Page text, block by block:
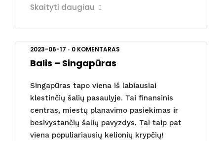
Skaityti daugiau
2023-06-17 • 0 KOMENTARAS
Balis – Singapūras
Singapūras tapo viena iš labiausiai
klestinčių šalių pasaulyje. Tai finansinis
centras, miestų planavimo pasiekimas ir
besivystančių šalių pavyzdys. Tai taip pat
viena populiariausių kelionių krypčių!